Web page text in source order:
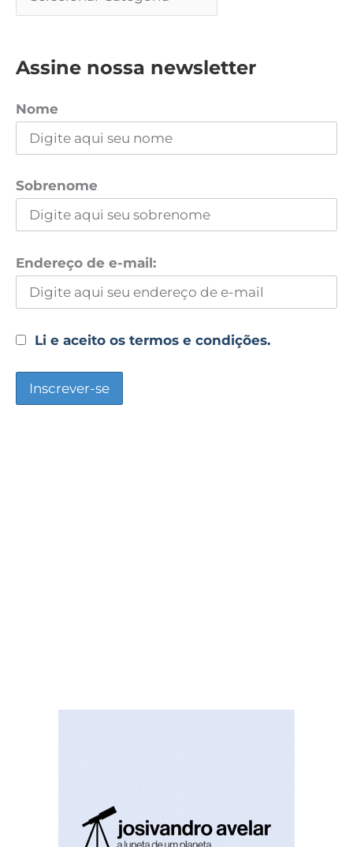
Assine nossa newsletter
Nome
Sobrenome
Endereço de e-mail:
Li e aceito os termos e condições.